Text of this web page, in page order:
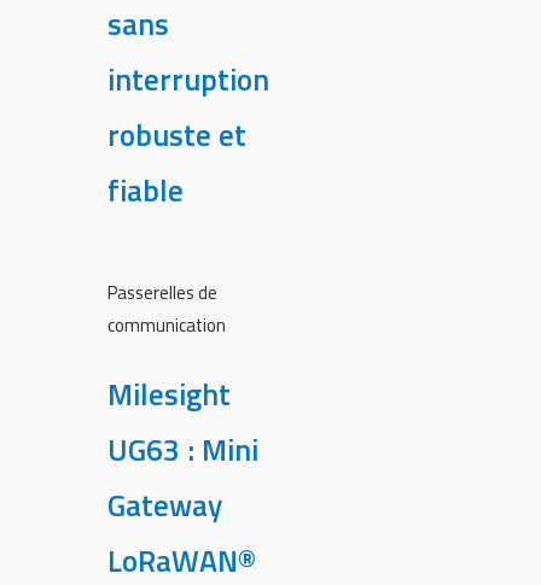
sans
interruption
robuste et
fiable
Passerelles de
communication
Milesight
UG63 : Mini
Gateway
LoRaWAN®